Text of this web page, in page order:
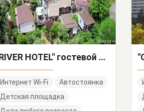
"RIVER HOTEL" гостевой дом
Интернет Wi-Fi
Автостоянка
Детская площадка